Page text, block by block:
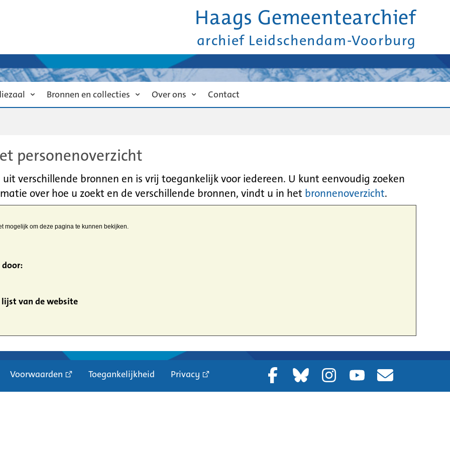
Haags Gemeentearchief
archief Leidschendam-Voorburg
Bronnen en collecties Over ons Contact
personenoverzicht
verschillende bronnen en is vrij toegankelijk voor iedereen. U kunt eenvoudig zoeken
over hoe u zoekt en de verschillende bronnen, vindt u in het bronnenoverzicht.
mogelijk om deze pagina te kunnen bekijken.
van de website
Voorwaarden Toegankelijkheid Privacy